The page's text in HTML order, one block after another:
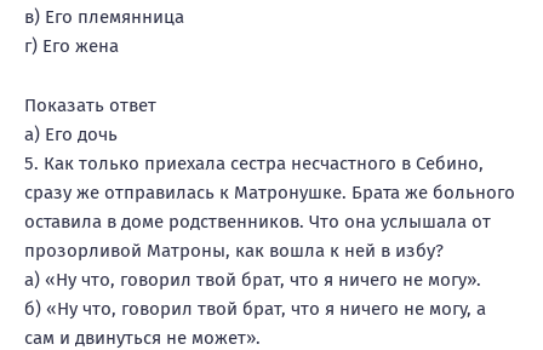
в) Его племянница
г) Его жена
Показать ответ
а) Его дочь
5. Как только приехала сестра несчастного в Себино,
сразу же отправилась к Матронушке. Брата же больного
оставила в доме родственников. Что она услышала от
прозорливой Матроны, как вошла к ней в избу?
а) «Ну что, говорил твой брат, что я ничего не могу».
б) «Ну что, говорил твой брат, что я ничего не могу, а
сам и двинуться не может».